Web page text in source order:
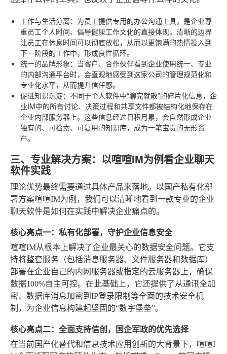
工作与生活分离：为员工提供专用的办公沟通工具，是企业尊
重员工个人时间、倡导健康工作文化的直接体现。清晰的边界
让员工在休息时间可以彻底放松，从而以更饱满的热情投入到
下一阶段的工作中，形成良性循环。
统一的品牌形象：当客户、合作伙伴看到企业使用统一、专业
的内部沟通平台时，会直观地感受到这家公司的管理规范化和
专业化水平，从而提升信任感。
促进知识沉淀：不同于个人软件中“聊完就散”的碎片化信息，企
业IM中的所有讨论、决策过程和共享文件都被结构化地保存在
企业内部服务器上。这些信息经过日积月累，会自然形成企业
独有的、可检索、可复用的知识库，成为一笔宝贵的无形资
产。
三、专业解决方案：以喧喧IM为例看企业聊天
软件实践
理论优势最终需要通过具体产品来落地。以国产私有化部
署方案喧喧IM为例，我们可以清晰地看到一款专业的企业
聊天软件是如何在实践中解决企业痛点的。
核心亮点一：私有化部署，守护企业信息安全
喧喧IM从根本上解决了企业最关心的数据安全问题。它支
持将整套服务（包括消息服务器、文件服务器和数据库）
部署在企业自己的内网服务器或指定的云服务器上，确保
数据100%自主可控。在此基础上，它还提供了从通讯全加
密、数据库消息加密到IP登录限制等全面的技术安全机
制，为企业信息构建起坚固的“数字堡垒”。
核心亮点二：全面支持信创，国企军政的优先选择
在当前国产化替代和信息技术应用创新的大背景下，喧喧I